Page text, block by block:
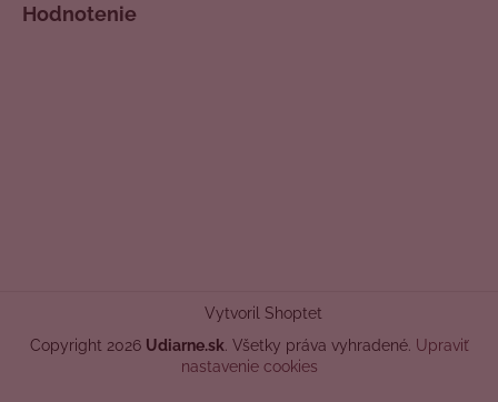
Hodnotenie
Vytvoril Shoptet
Copyright 2026 Udiarne.sk. Všetky práva vyhradené. Upraviť
nastavenie cookies